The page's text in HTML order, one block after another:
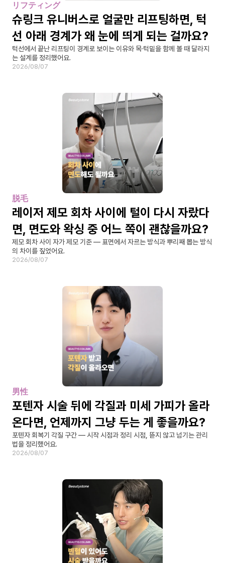
リフティング
슈링크 유니버스로 얼굴만 리프팅하면, 턱
선 아래 경계가 왜 눈에 띄게 되는 걸까요?
턱선에서 끝난 리프팅이 경계로 보이는 이유와 목·턱밑을 함께 볼 때 달라지
는 설계를 정리했어요.
2026/08/07
脱毛
레이저 제모 회차 사이에 털이 다시 자랐다
면, 면도와 왁싱 중 어느 쪽이 괜찮을까요?
제모 회차 사이 자가 제모 기준 — 표면에서 자르는 방식과 뿌리째 뽑는 방식
의 차이를 짚었어요.
2026/08/07
男性
포텐자 시술 뒤에 각질과 미세 가피가 올라
온다면, 언제까지 그냥 두는 게 좋을까요?
포텐자 회복기 각질 구간 — 시작 시점과 정리 시점, 뜯지 않고 넘기는 관리
법을 정리했어요.
2026/08/07